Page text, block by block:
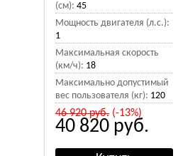
(см): 45
Мощность двигателя (л.с.):
1
Максимальная скорость
(км/ч): 18
Максимально допустимый
вес пользователя (кг): 120
46 920руб.(-13%)
40 820 руб.